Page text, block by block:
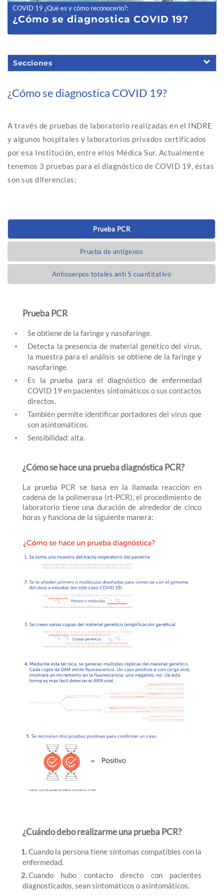
COVID 19 ¿Qué es y cómo reconocerlo?:
¿Cómo se diagnostica COVID 19?
Secciones
¿Cómo se diagnostica COVID 19?
A través de pruebas de laboratorio realizadas en el INDRE
y algunos hospitales y laboratorios privados certificados
por esa Institución, entre ellos Médica Sur. Actualmente
tenemos 3 pruebas para el diagnóstico de COVID 19, éstas
son sus diferencias:
Prueba PCR
Prueba de antígenos
Anticuerpos totales anti S cuantitativo
Prueba PCR
Se obtiene de la faringe y nasofaringe.
Detecta la presencia de material genético del virus,
la muestra para el análisis se obtiene de la faringe y
nasofaringe.
Es la prueba para el diagnóstico de enfermedad
COVID 19 en pacientes sintomáticos o sus contactos
directos.
También permite identificar portadores del virus que
son asintomáticos.
Sensibilidad: alta.
¿Cómo se hace una prueba diagnóstica PCR?
La prueba PCR se basa en la llamada reacción en
cadena de la polimerasa (rt-PCR), el procedimiento de
laboratorio tiene una duración de alrededor de cinco
horas y funciona de la siguiente manera:
¿Cuándo debo realizarme una prueba PCR?
1.Cuando la persona tiene síntomas compatibles con la
enfermedad.
2.Cuando hubo contacto directo con pacientes
diagnosticados, sean sintomáticos o asintomáticos.